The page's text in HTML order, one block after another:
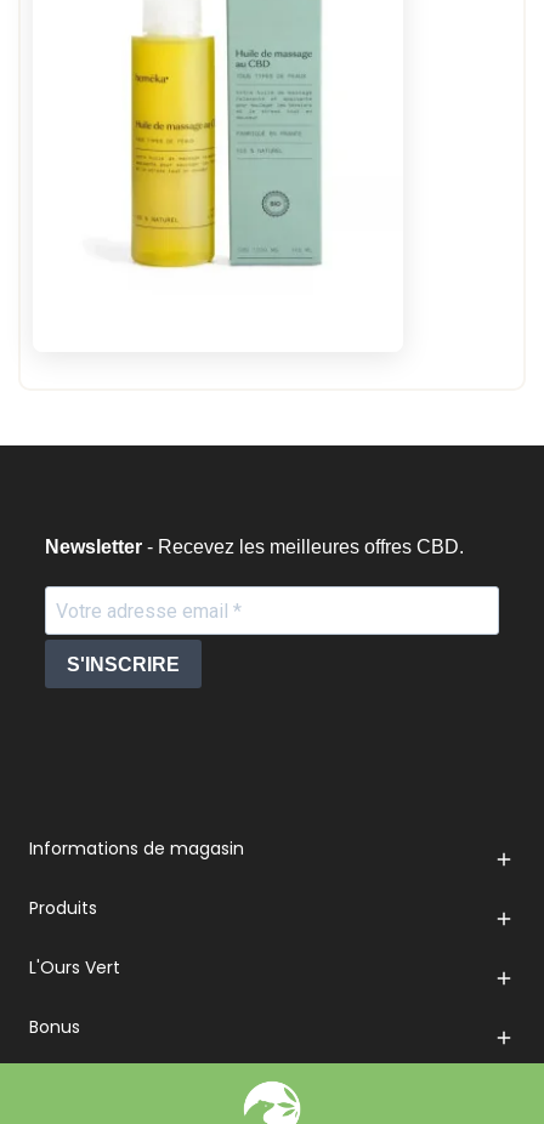
Newsletter - Recevez les meilleures offres CBD.
S'INSCRIRE
Informations de magasin 
Produits 
L'Ours Vert 
Bonus 